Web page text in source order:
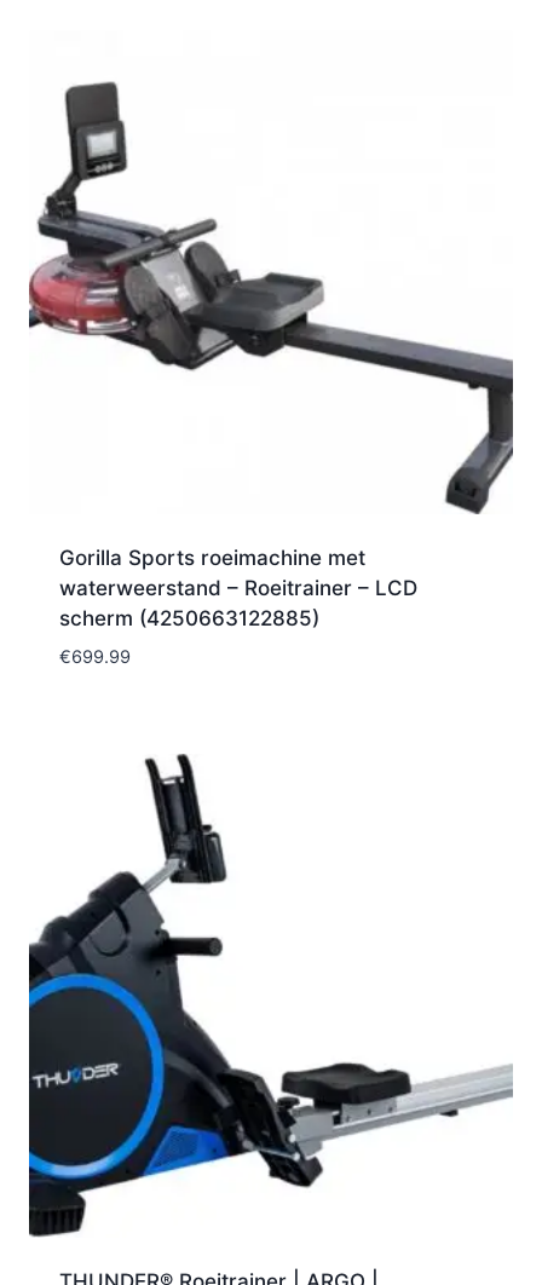
Gorilla Sports roeimachine met
waterweerstand – Roeitrainer – LCD
scherm (4250663122885)
€699.99